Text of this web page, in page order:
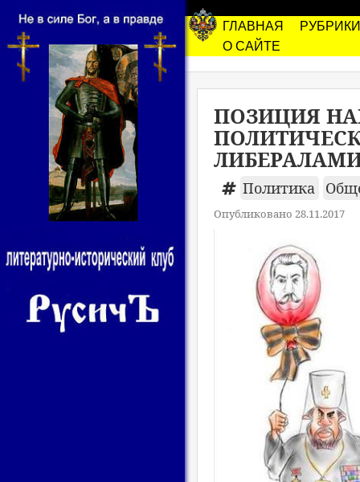
ГЛАВНАЯ
РУБРИКИ
О САЙТЕ
ПОЗИЦИЯ
Политика
Опубликовано 28.11.2017